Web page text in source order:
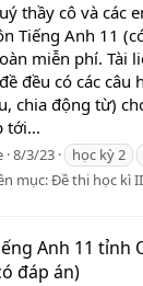
thầy cô và các
Tiếng Anh 11
miễn phí. Tài
đều có các câu
chia động từ)
tới...
8/3/23 học kỳ 2
mục:Đề thi học kì
Anh 11 tỉnh
đáp án)